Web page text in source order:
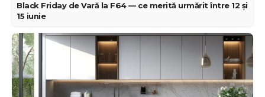
Black Friday de Vară la F64 — ce merită urmărit între 12 și
15 iunie